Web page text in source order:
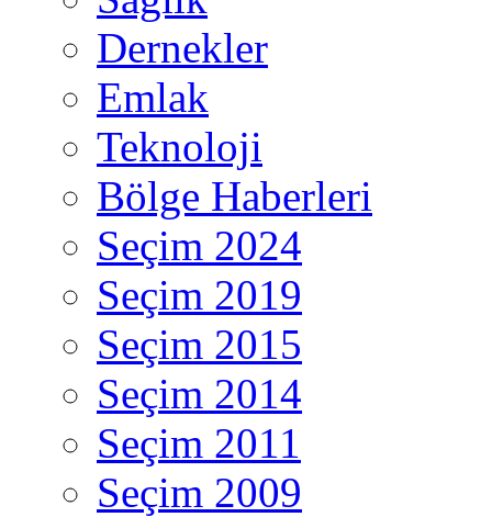
Dernekler
Emlak
Teknoloji
Bölge Haberleri
Seçim 2024
Seçim 2019
Seçim 2015
Seçim 2014
Seçim 2011
Seçim 2009